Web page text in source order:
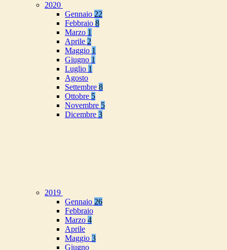
2020
Gennaio 22
Febbraio 8
Marzo 1
Aprile 2
Maggio 1
Giugno 1
Luglio 1
Agosto
Settembre 8
Ottobre 5
Novembre 5
Dicembre 3
2019
Gennaio 26
Febbraio
Marzo 4
Aprile
Maggio 3
Giugno